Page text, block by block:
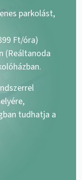
parkolást,
Ft/óra)
(Reáltanoda
tudhatja a